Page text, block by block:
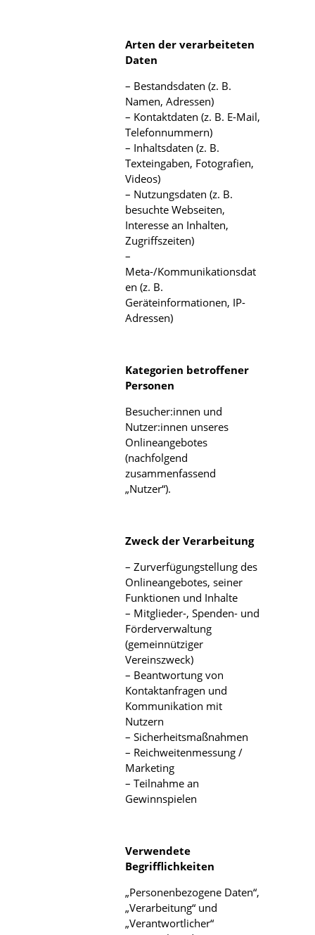
Arten der verarbeiteten
Daten
– Bestandsdaten (z. B.
Namen, Adressen)
– Kontaktdaten (z. B. E-Mail,
Telefonnummern)
– Inhaltsdaten (z. B.
Texteingaben, Fotografien,
Videos)
– Nutzungsdaten (z. B.
besuchte Webseiten,
Interesse an Inhalten,
Zugriffszeiten)
–
Meta-/Kommunikationsdat
en (z. B.
Geräteinformationen, IP-
Adressen)
Kategorien betroffener
Personen
Besucher:innen und
Nutzer:innen unseres
Onlineangebotes
(nachfolgend
zusammenfassend
„Nutzer“).
Zweck der Verarbeitung
– Zurverfügungstellung des
Onlineangebotes, seiner
Funktionen und Inhalte
– Mitglieder-, Spenden- und
Förderverwaltung
(gemeinnütziger
Vereinszweck)
– Beantwortung von
Kontaktanfragen und
Kommunikation mit
Nutzern
– Sicherheitsmaßnahmen
– Reichweitenmessung /
Marketing
– Teilnahme an
Gewinnspielen
Verwendete
Begrifflichkeiten
„Personenbezogene Daten“,
„Verarbeitung“ und
„Verantwortlicher“